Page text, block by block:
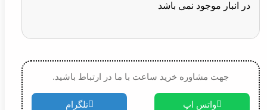
در انبار موجود نمی باشد
جهت مشاوره خرید ساعت با ما در ارتباط باشید.
واتس اپ تلگرام